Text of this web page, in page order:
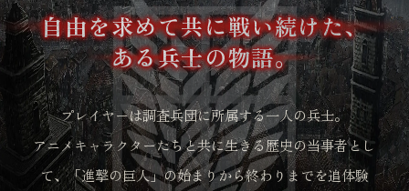
自由を求めて共に戦い続けた、
ある兵士の物語。
プレイヤーは調査兵団に所属する一人の兵士。
アニメキャラクターたちと共に生きる歴史の当事者とし
て、「進撃の巨人」の始まりから終わりまでを追体験